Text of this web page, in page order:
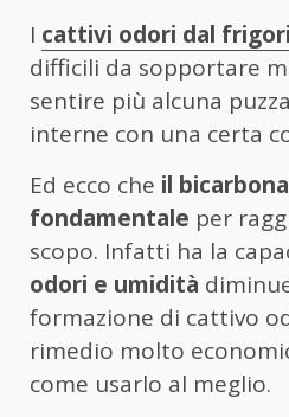
I cattivi odori dal
difficili da sopportare
sentire più alcuna
interne con una certa
Ed ecco che il
fondamentale per
scopo. Infatti ha la
odori e umidità
formazione di cattivo
rimedio molto
come usarlo al meglio.